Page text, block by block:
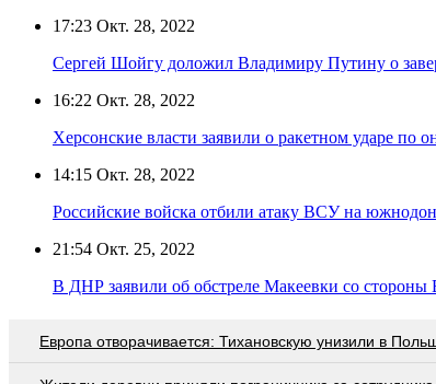
17:23 Окт. 28, 2022
Сергей Шойгу доложил Владимиру Путину о
16:22 Окт. 28, 2022
Херсонские власти заявили о ракетном ударе по
14:15 Окт. 28, 2022
Российские войска отбили атаку ВСУ на
21:54 Окт. 25, 2022
В ДНР заявили об обстреле Макеевки со
Европа отворачивается: Тихановскую унизили в